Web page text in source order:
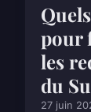
pour
les
du
27 juin